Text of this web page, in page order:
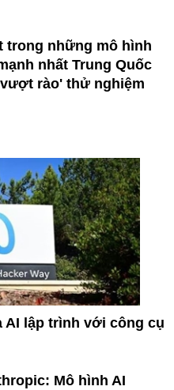
trong những mô hình
nhất Trung Quốc
rào' thử nghiệm
AI lập trình với công cụ
Mô hình AI